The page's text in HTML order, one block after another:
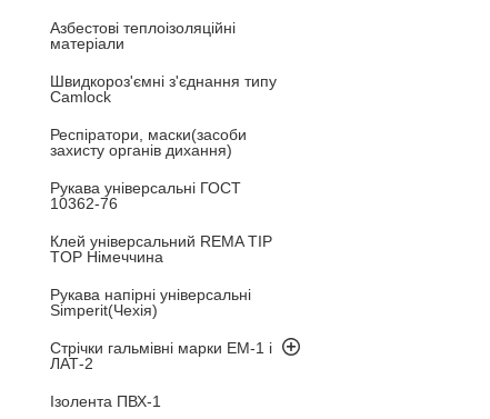
Азбестові теплоізоляційні
матеріали
Швидкороз'ємні з'єднання типу
Camlock
Респіратори, маски(засоби
захисту органів дихання)
Рукава універсальні ГОСТ
10362-76
Клей універсальний REMA TIP
TOP Німеччина
Рукава напірні універсальні
Simperit(Чехія)
Стрічки гальмівні марки ЕМ-1 і
ЛАТ-2
Ізолента ПВХ-1